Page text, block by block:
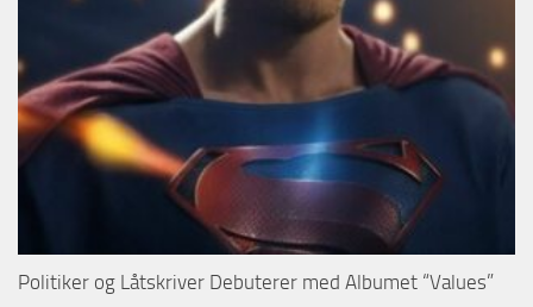
Politiker og Låtskriver Debuterer med Albumet “Values”